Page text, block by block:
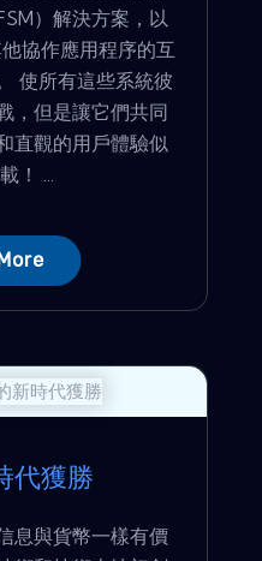
）解決方案，以
協作應用程序的互
使所有這些系統彼
，但是讓它們共同
直觀的用戶體驗似
...
代獲勝
息與貨幣一樣有價